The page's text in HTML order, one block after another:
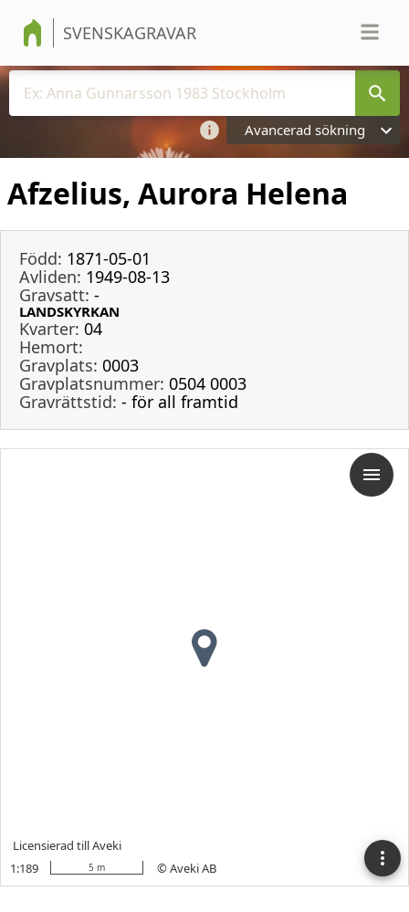
SVENSKAGRAVAR
Avancerad sökning
Afzelius, Aurora Helena
Född: 1871-05-01
Avliden: 1949-08-13
Gravsatt: -
LANDSKYRKAN
Kvarter: 04
Hemort:
Gravplats: 0003
Gravplatsnummer: 0504 0003
Gravrättstid: - för all framtid